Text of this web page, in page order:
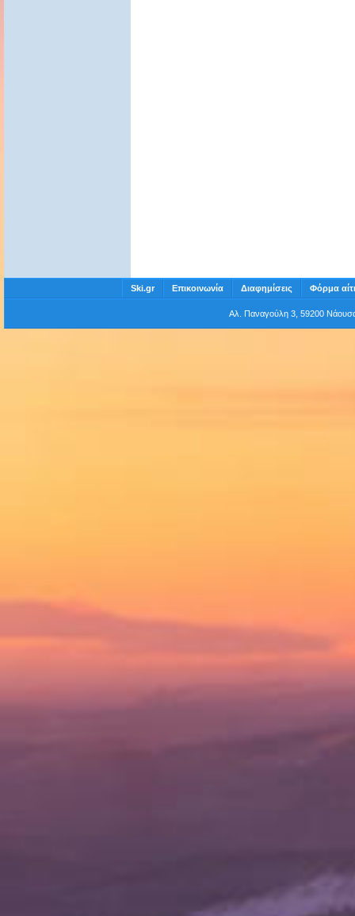
Ski.gr Επικοινωνία Διαφημίσεις Φόρμα
Αλ. Παναγούλη 3, 59200